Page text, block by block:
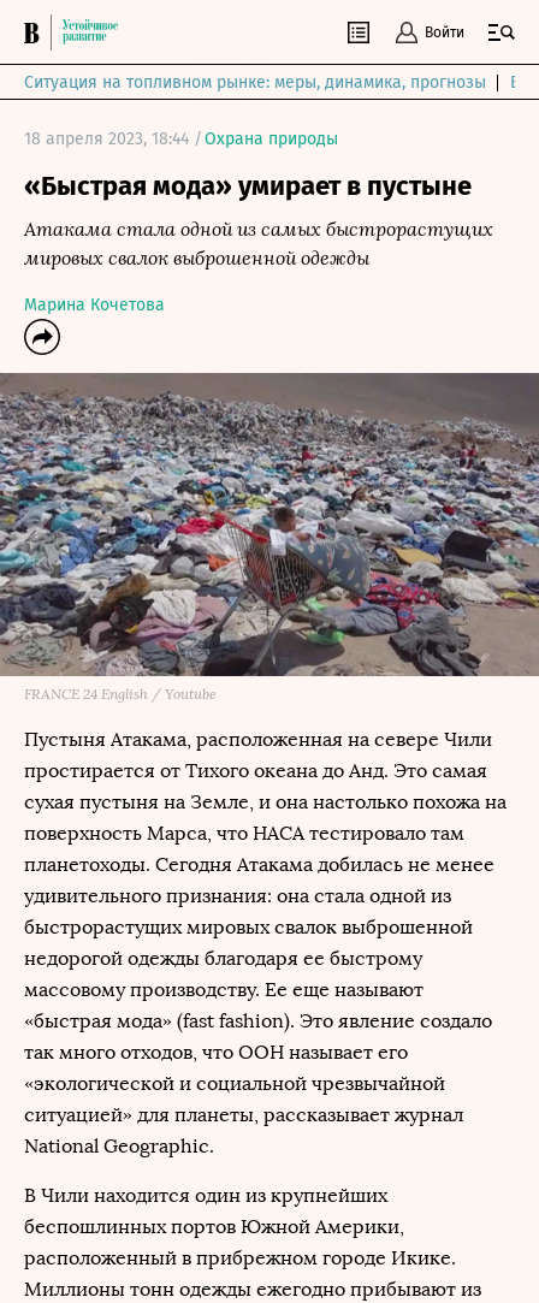
Войти
Ситуация на топливном рынке: меры, динамика, прогнозы
18 апреля 2023, 18:44 /Охрана природы
«Быстрая мода» умирает в пустыне
Атакама стала одной из самых быстрорастущих
мировых свалок выброшенной одежды
Марина Кочетова
FRANCE 24 English / Youtube
Пустыня Атакама, расположенная на севере Чили
простирается от Тихого океана до Анд. Это самая
сухая пустыня на Земле, и она настолько похожа на
поверхность Марса, что НАСА тестировало там
планетоходы. Сегодня Атакама добилась не менее
удивительного признания: она стала одной из
быстрорастущих мировых свалок выброшенной
недорогой одежды благодаря ее быстрому
массовому производству. Ее еще называют
«быстрая мода» (fast fashion). Это явление создало
так много отходов, что ООН называет его
«экологической и социальной чрезвычайной
ситуацией» для планеты, рассказывает журнал
National Geographic.
В Чили находится один из крупнейших
беспошлинных портов Южной Америки,
расположенный в прибрежном городе Икике.
Миллионы тонн одежды ежегодно прибывают из